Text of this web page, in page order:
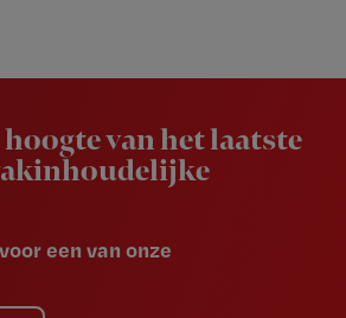
van het laatste
een van onze